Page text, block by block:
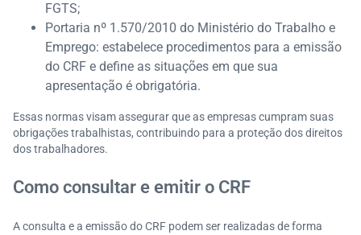
FGTS;
Portaria nº 1.570/2010 do Ministério do Trabalho e
Emprego: estabelece procedimentos para a emissão
do CRF e define as situações em que sua
apresentação é obrigatória.​
Essas normas visam assegurar que as empresas cumpram suas
obrigações trabalhistas, contribuindo para a proteção dos direitos
dos trabalhadores.
Como consultar e emitir o CRF
A consulta e a emissão do CRF podem ser realizadas de forma